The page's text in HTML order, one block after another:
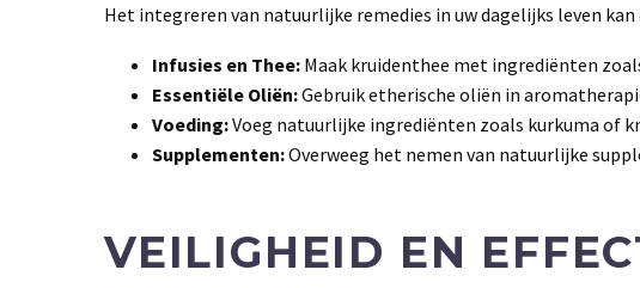
Het integreren van natuurlijke remedies in uw dagelijks leven
Infusies en Thee: Maak kruidenthee met ingrediënten
Essentiële Oliën:Gebruik etherische oliën in
Voeding:Voeg natuurlijke ingrediënten zoals kurkuma of
Supplementen:Overweeg het nemen van natuurlijke
VEILIGHEID EN